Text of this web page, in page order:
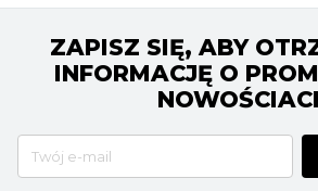
ZAPISZ SIĘ, ABY
INFORMACJĘ O